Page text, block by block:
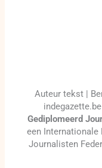
Auteur tekst |
Gediplomeerd
een Internationale
Journalisten